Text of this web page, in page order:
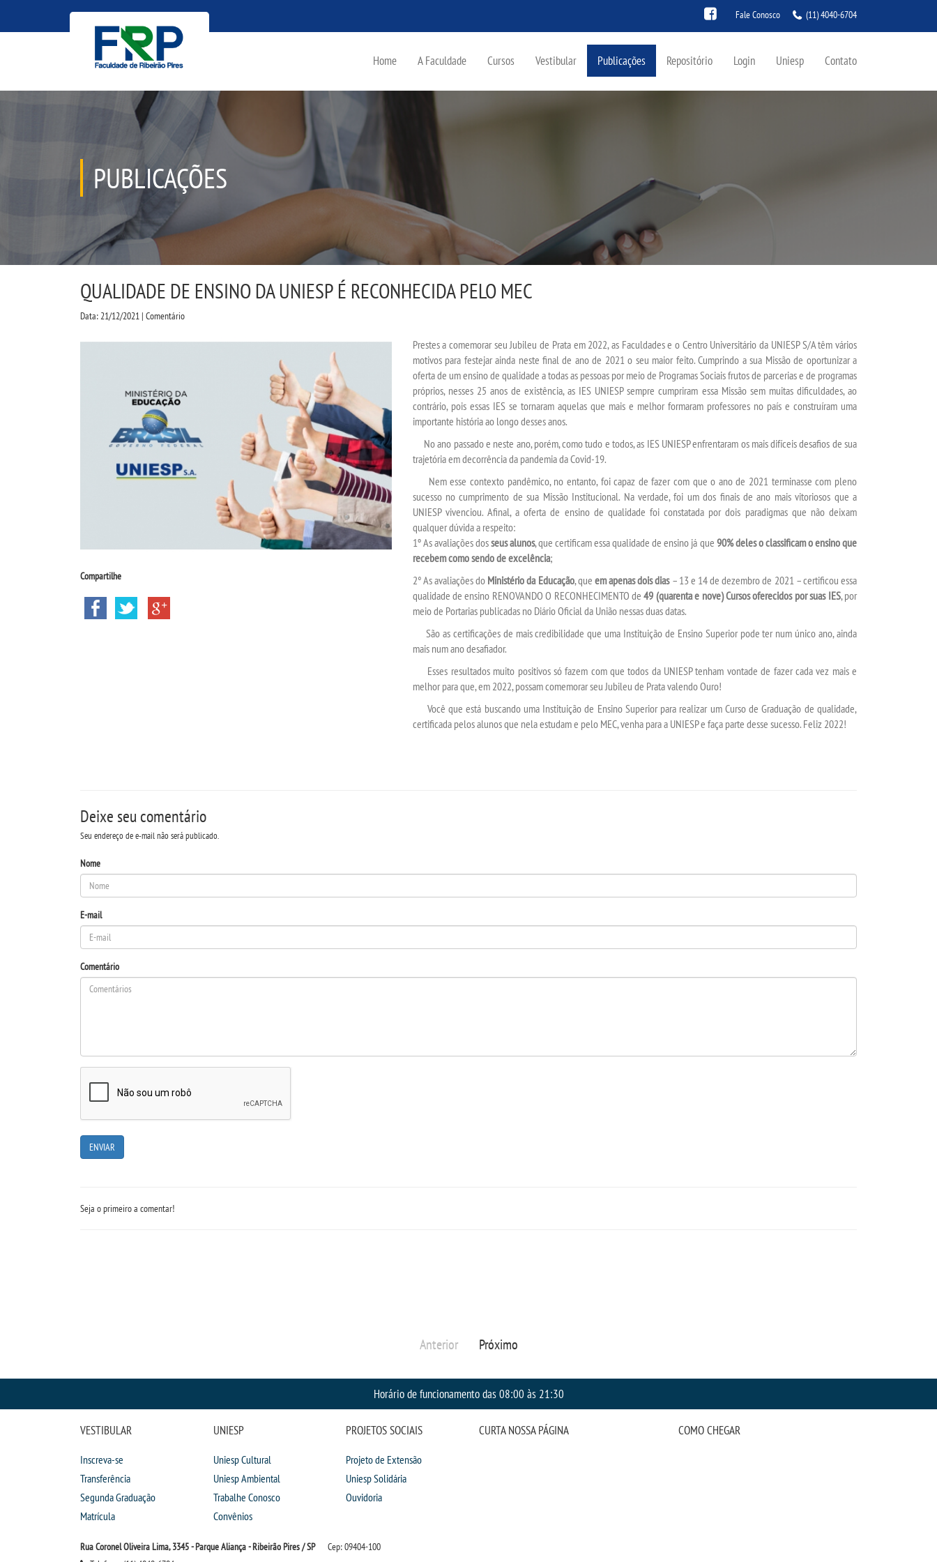
Fale Conosco (11) 4040-6704
Home A Faculdade Cursos Vestibular Publicações Repositório Login Uniesp Contato
PUBLICAÇÕES
QUALIDADE DE ENSINO DA UNIESP É RECONHECIDA PELO MEC
Data: 21/12/2021 | Comentário
Compartilhe
Prestes a comemorar seu Jubileu de Prata em 2022, as Faculdades e o Centro Universitário da UNIESP S/A têm vários
motivos para festejar ainda neste final de ano de 2021 o seu maior feito. Cumprindo a sua Missão de oportunizar a
oferta de um ensino de qualidade a todas as pessoas por meio de Programas Sociais frutos de parcerias e de programas
próprios, nesses 25 anos de existência, as IES UNIESP sempre cumpriram essa Missão sem muitas dificuldades, ao
contrário, pois essas IES se tornaram aquelas que mais e melhor formaram professores no país e construíram uma
importante história ao longo desses anos.
No ano passado e neste ano, porém, como tudo e todos, as IES UNIESP enfrentaram os mais difíceis desafios de sua
trajetória em decorrência da pandemia da Covid-19.
Nem esse contexto pandêmico, no entanto, foi capaz de fazer com que o ano de 2021 terminasse com pleno
sucesso no cumprimento de sua Missão Institucional. Na verdade, foi um dos finais de ano mais vitoriosos que a
UNIESP vivenciou. Afinal, a oferta de ensino de qualidade foi constatada por dois paradigmas que não deixam
qualquer dúvida a respeito:
1º As avaliações dosseus alunos, que certificam essa qualidade de ensino já que 90% deles o classificam o ensino que
recebem como sendo de excelência;
2° As avaliações do Ministério da Educação, que em apenas dois dias– 13 e 14 de dezembro de 2021 – certificou essa
qualidade de ensino RENOVANDO O RECONHECIMENTO de49 (quarenta e nove) Cursosoferecidos por suas IES, por
meio de Portarias publicadas no Diário Oficial da União nessas duas datas.
São as certificações de mais credibilidade que uma Instituição de Ensino Superior pode ter num único ano, ainda
mais num ano desafiador.
Esses resultados muito positivos só fazem com que todos da UNIESP tenham vontade de fazer cada vez mais e
melhor para que, em 2022, possam comemorar seu Jubileu de Prata valendo Ouro!
Você que está buscando uma Instituição de Ensino Superior para realizar um Curso de Graduação de qualidade,
certificada pelos alunos que nela estudam e pelo MEC, venha para a UNIESP e faça parte desse sucesso. Feliz 2022!
Deixe seu comentário
Seu endereço de e-mail não será publicado.
Nome
E-mail
Comentário
Seja o primeiro a comentar!
Anterior Próximo
Horário de funcionamento das 08:00 às 21:30
VESTIBULAR
Inscreva-se
Transferência
Segunda Graduação
Matrícula
UNIESP
Uniesp Cultural
Uniesp Ambiental
Trabalhe Conosco
Convênios
PROJETOS SOCIAIS
Projeto de Extensão
Uniesp Solidária
Ouvidoria
Rua Coronel Oliveira Lima, 3345 - Parque Aliança - Ribeirão Pires / SP
Cep: 09404-100
CURTA NOSSA PÁGINA COMO CHEGAR